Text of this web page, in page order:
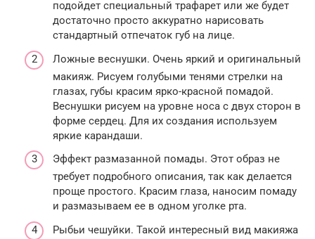
подойдет специальный трафарет или же будет
достаточно просто аккуратно нарисовать
стандартный отпечаток губ на лице.
Ложные веснушки. Очень яркий и оригинальный
макияж. Рисуем голубыми тенями стрелки на
глазах, губы красим ярко-красной помадой.
Веснушки рисуем на уровне носа с двух сторон в
форме сердец. Для их создания используем
яркие карандаши.
Эффект размазанной помады. Этот образ не
требует подробного описания, так как делается
проще простого. Красим глаза, наносим помаду
и размазываем ее в одном уголке рта.
Рыбьи чешуйки. Такой интересный вид макияжа